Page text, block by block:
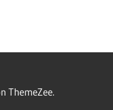
ThemeZee.